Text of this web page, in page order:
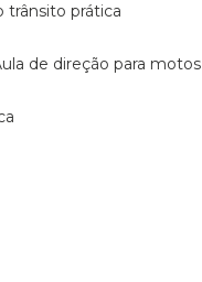
trânsito prática
aula de direção para motos